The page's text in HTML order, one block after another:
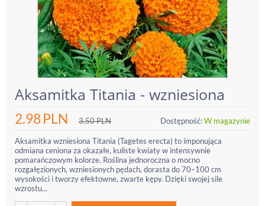
Aksamitka Titania - wzniesiona
2.98PLN 3.50PLN Dostępność:W magazynie
Aksamitka wzniesiona Titania (Tagetes erecta) to imponująca
odmiana ceniona za okazałe, kuliste kwiaty w intensywnie
pomarańczowym kolorze. Roślina jednoroczna o mocno
rozgałęzionych, wzniesionych pędach, dorasta do 70–100 cm
wysokości i tworzy efektowne, zwarte kępy. Dzięki swojej sile
wzrostu...